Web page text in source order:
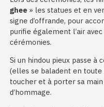
ghee » les statues et en
signe d’offrande, pour
purifie également l’air
cérémonies.
Si un hindou pieux passe à
(elles se baladent en toute
toucher et à porter sa
d’hommage.